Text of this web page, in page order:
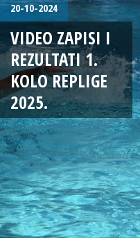
20-10-2024
VIDEO ZAPISI I
REZULTATI 1.
KOLO REPLIGE
2025.